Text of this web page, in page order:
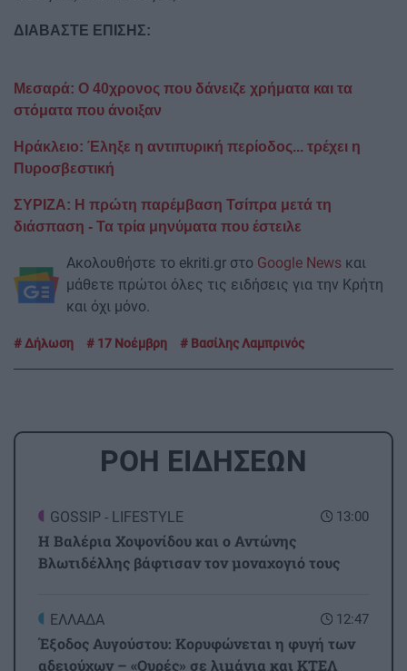
ΔΙΑΒΑΣΤΕ ΕΠΙΣΗΣ:
Μεσαρά: Ο 40χρονος που δάνειζε χρήματα και τα
στόματα που άνοιξαν
Ηράκλειο: Έληξε η αντιπυρική περίοδος... τρέχει η
Πυροσβεστική
ΣΥΡΙΖΑ: Η πρώτη παρέμβαση Τσίπρα μετά τη
διάσπαση - Τα τρία μηνύματα που έστειλε
Ακολουθήστε το ekriti.gr στο Google News και
μάθετε πρώτοι όλες τις ειδήσεις για την Κρήτη
και όχι μόνο.
Δήλωση 17 Nοέμβρη Βασίλης Λαμπρινός
ΡΟΗ ΕΙΔΗΣΕΩΝ
13:00
GOSSIP - LIFESTYLE
Η Βαλέρια Χοψονίδου και ο Αντώνης
Βλωτιδέλλης βάφτισαν τον μοναχογιό τους
12:47
ΕΛΛΑΔΑ
Έξοδος Αυγούστου: Κορυφώνεται η φυγή των
αδειούχων – «Ουρές» σε λιμάνια και ΚΤΕΛ